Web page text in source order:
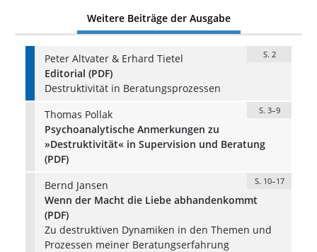
Weitere Beiträge der Ausgabe
Peter Altvater & Erhard Tietel S. 2
Editorial (PDF)
Destruktivität in Beratungsprozessen
Thomas Pollak
S. 3–9
Psychoanalytische Anmerkungen zu
»Destruktivität« in Supervision und Beratung
(PDF)
Bernd Jansen
S. 10–17
Wenn der Macht die Liebe abhandenkommt
(PDF)
Zu destruktiven Dynamiken in den Themen und
Prozessen meiner Beratungserfahrung